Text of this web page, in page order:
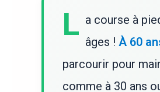
L a course à
âges ! À 60
parcourir pour
comme à 30 ans